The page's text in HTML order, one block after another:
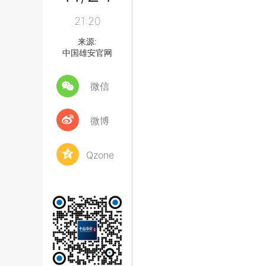
21:20
来源:
中国雄安官网
微信
微博
Qzone